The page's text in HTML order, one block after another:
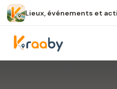
Lieux, événements et